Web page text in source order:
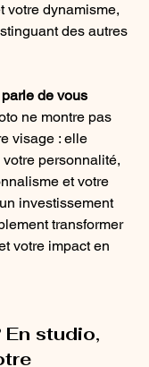
votre dynamisme,
des autres
de vous
ne montre pas
visage : elle
personnalité,
et votre
investissement
transformer
votre impact en
En studio,